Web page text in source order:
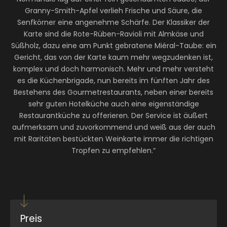
Granny-Smith-Apfel verlieh Frische und Säure, die
Senfkörner eine angenehme Schärfe. Der Klassiker der
Karte sind die Rote-Rüben-Ravioli mit Almkäse und
Süßholz, dazu eine am Punkt gebratene Miéral-Taube: ein
Gericht, das von der Karte kaum mehr wegzudenken ist,
komplex und doch harmonisch. Mehr und mehr versteht
es die Küchenbrigade, nun bereits im fünften Jahr des
Bestehens des Gourmetrestaurants, neben einer bereits
sehr guten Hotelküche auch eine eigenständige
Restaurantküche zu offerieren. Der Service ist äußert
aufmerksam und zuvorkommend und weiß aus der auch
mit Raritäten bestückten Weinkarte immer die richtigen
Tropfen zu empfehlen.“
Preis